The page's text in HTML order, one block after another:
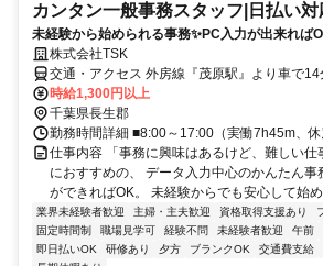
カンタン一般事務スタッフ|日払い対
未経験から始められる事務✨PC入力が出来れば
株式会社TSK
交通・アクセス 外房線『茂原駅』より車で14
時給1,300円以上
千葉県長生郡
勤務時間詳細 ■8:00～17:00（実働7h45m、休
仕事内容 「事務に興味はあるけど、難しい
におすすめの、 データ入力中心のかんたん
ができればOK。 未経験からでも安心して
業界未経験者歓迎 主婦・主夫歓迎 資格取得支援あり
固定時間制
職場見学可 経験不問 未経験者歓迎 午前
即日払いOK
研修あり 夕方 ブランクOK 交通費支給